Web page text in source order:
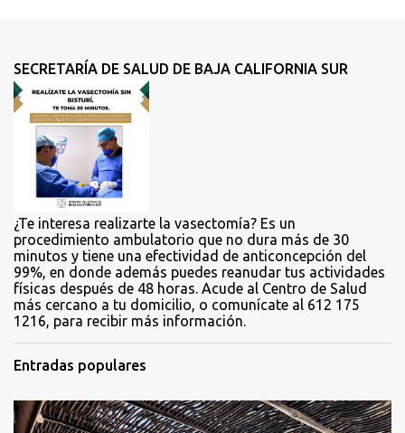
t
r
o
SECRETARÍA DE SALUD DE BAJA CALIFORNIA SUR
¿Te interesa realizarte la vasectomía? Es un
procedimiento ambulatorio que no dura más de 30
minutos y tiene una efectividad de anticoncepción del
99%, en donde además puedes reanudar tus actividades
físicas después de 48 horas. Acude al Centro de Salud
más cercano a tu domicilio, o comunícate al 612 175
1216, para recibir más información.
Entradas populares